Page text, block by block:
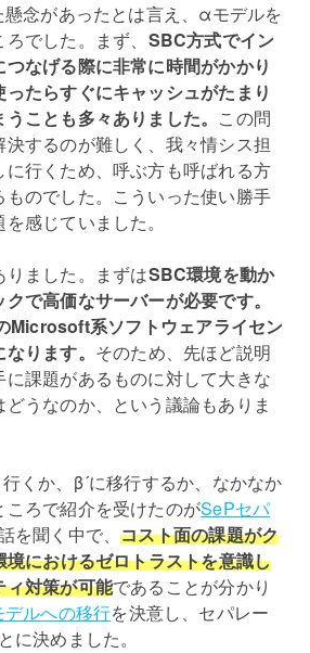
懸念があったとは言え、αモデルを
でした。まず、 SBC方式でイン
なげる際に非常に時間がかかり
たらすぐにキャッシュがたまり
ことも多々ありました。 この問
するのが難しく、我々情シス担
行くため、呼ぶ方も呼ばれる方
ものでした。こういった使い勝手
感じていました。
ました。まずはSBC環境を動か
で高価なサーバーが必要です。
Microsoft系ソフトウェアライセン
ります。 そのため、先ほど説明
に課題があるものに対して大きな
うなのか、という議論もありま
くか、β´に移行するか、なかなか
ろで紹介を受けたのがSePセパ
を聞く中で、コスト面の課題がク
境におけるゼロトラストを意識し
ィ対策が可能であることが分かり
デルへの移行を決意し、セパレー
に決めました。